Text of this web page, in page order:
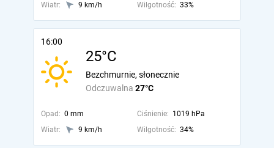
Wiatr:
9 km/h Wilgotność: 33%
16:00
25°C
Odczuwalna 27°C
Bezchmurnie, słonecznie
Opad: 0 mm Ciśnienie: 1019 hPa
Wiatr:
9 km/h Wilgotność: 34%